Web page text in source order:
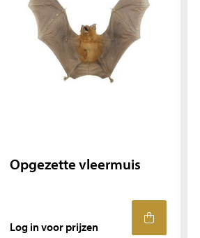
Opgezette vleermuis
Log in voor prijzen